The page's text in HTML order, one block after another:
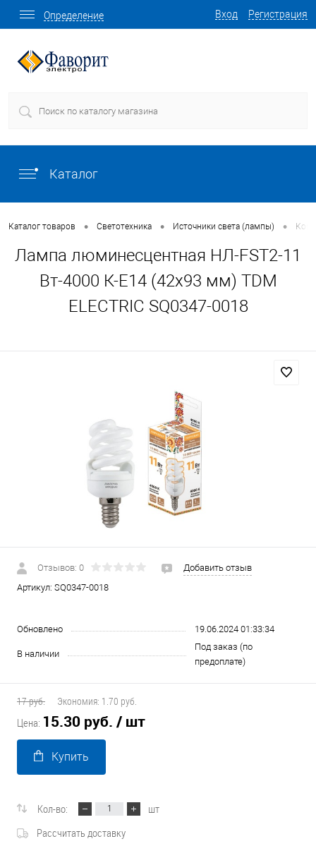
Вход Регистрация
Определение
Каталог
Каталог товаров • Светотехника • Источники света (лампы) •
Лампа люминесцентная НЛ-FSТ2-11
Вт-4000 К-Е14 (42х93 мм) TDM
ELECTRIC SQ0347-0018
Отзывов: 0
Добавить отзыв
Артикул: SQ0347-0018
Обновлено 19.06.2024 01:33:34
В наличии
Под заказ (по
предоплате)
17 руб. Экономия: 1.70 руб.
Цена: 15.30 руб. / шт
Купить
Кол-во:
шт
Рассчитать доставку